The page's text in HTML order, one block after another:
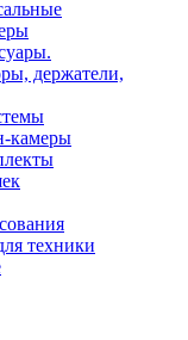
держатели,
камеры
техники